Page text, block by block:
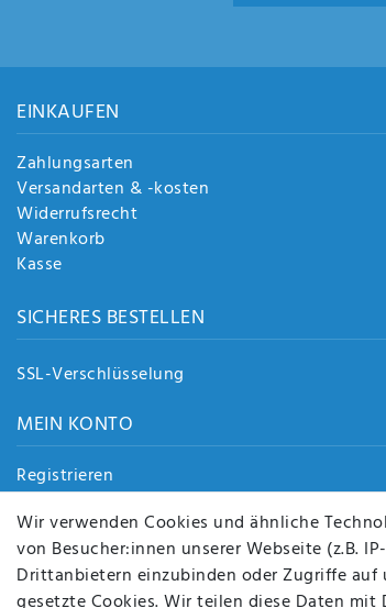
EINKAUFEN
Zahlungsarten
Versandarten & -kosten
Widerrufsrecht
Warenkorb
Kasse
SICHERES BESTELLEN
SSL-Verschlüsselung
MEIN KONTO
Registrieren
Login
Wir verwenden Cookies und ähnliche
von Besucher:innen unserer Webseite (z.B.
Drittanbietern einzubinden oder Zugriffe auf